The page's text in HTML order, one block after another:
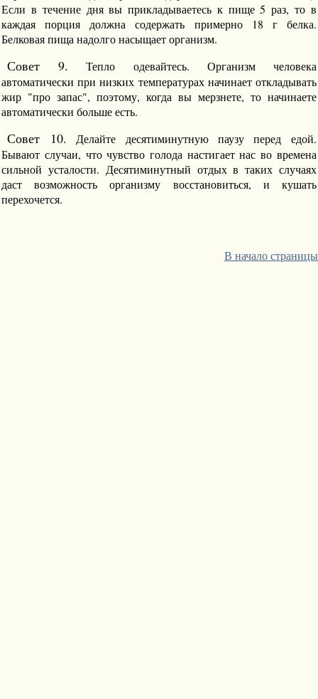
Если в течение дня вы прикладываетесь к пище 5 раз, то в
каждая порция должна содержать примерно 18 г белка.
Белковая пища надолго насыщает организм.
Совет 9.
Тепло одевайтесь. Организм человека
автоматически при низких температурах начинает откладывать
жир "про запас", поэтому, когда вы мерзнете, то начинаете
автоматически больше есть.
Совет 10. Делайте десятиминутную паузу перед едой.
Бывают случаи, что чувство голода настигает нас во времена
сильной усталости. Десятиминутный отдых в таких случаях
даст возможность организму восстановиться, и кушать
перехочется.
В начало страницы